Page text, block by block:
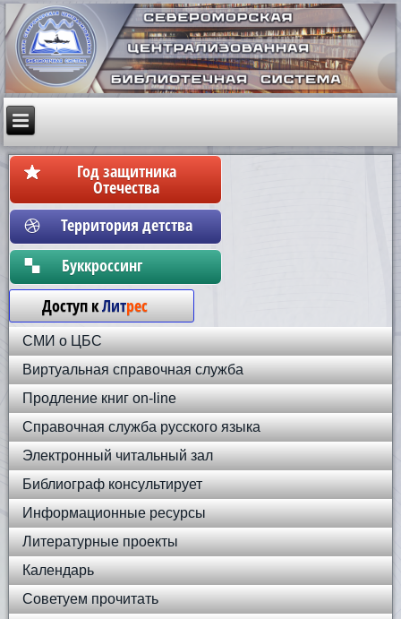
Год защитника
Отечества
Территория детства
Бyккpoccинг
Доступ кЛитрес
СМИ о ЦБС
Виртуальная справочная служба
Продление книг on-line
Справочная служба русского языка
Электронный читальный зал
Библиограф консультирует
Информационные ресурсы
Литературные проекты
Календарь
Советуем прочитать